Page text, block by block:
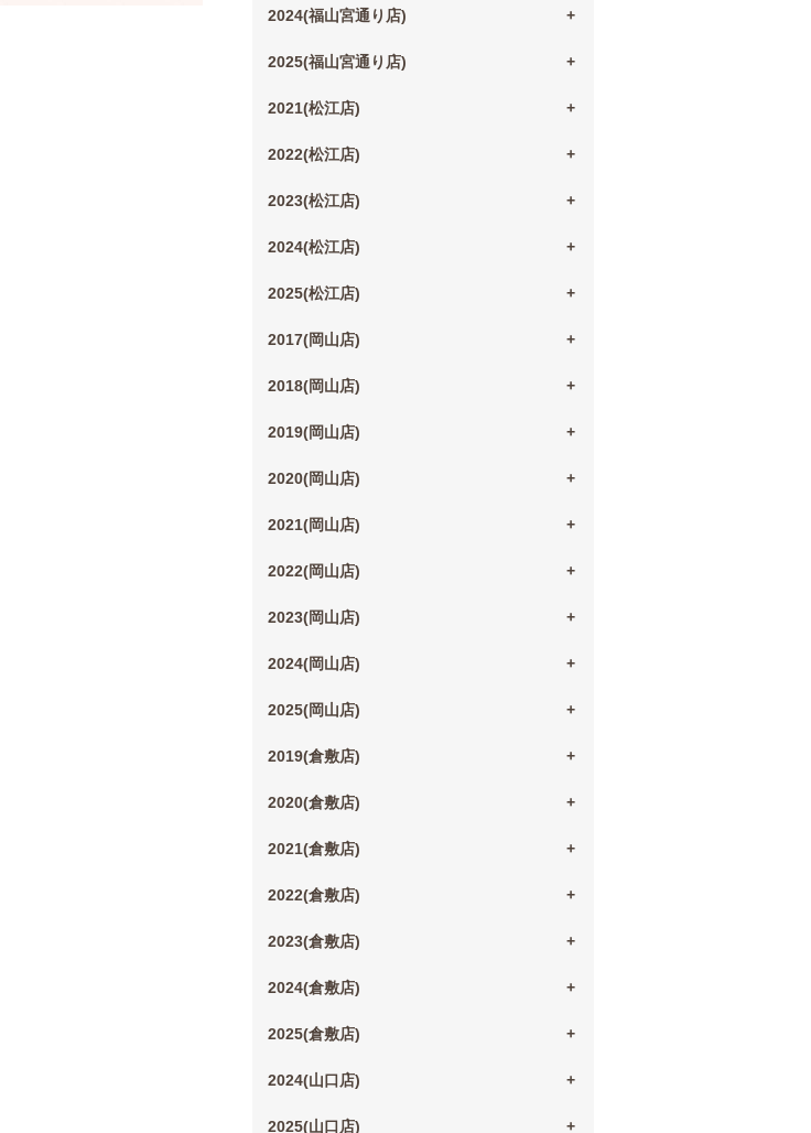
2024(福山宮通り店)
2025(福山宮通り店)
2021(松江店)
2022(松江店)
2023(松江店)
2024(松江店)
2025(松江店)
2017(岡山店)
2018(岡山店)
2019(岡山店)
2020(岡山店)
2021(岡山店)
2022(岡山店)
2023(岡山店)
2024(岡山店)
2025(岡山店)
2019(倉敷店)
2020(倉敷店)
2021(倉敷店)
2022(倉敷店)
2023(倉敷店)
2024(倉敷店)
2025(倉敷店)
2024(山口店)
2025(山口店)